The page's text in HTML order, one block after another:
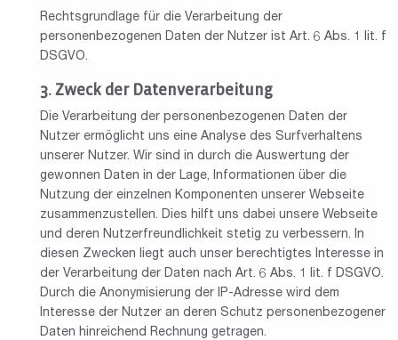
Rechtsgrundlage für die Verarbeitung der
personenbezogenen Daten der Nutzer ist Art. 6 Abs. 1 lit. f
DSGVO.
Zweck der Datenverarbeitung
Die Verarbeitung der personenbezogenen Daten der
Nutzer ermöglicht uns eine Analyse des Surfverhaltens
unserer Nutzer. Wir sind in durch die Auswertung der
gewonnen Daten in der Lage, Informationen über die
Nutzung der einzelnen Komponenten unserer Webseite
zusammenzustellen. Dies hilft uns dabei unsere Webseite
und deren Nutzerfreundlichkeit stetig zu verbessern. In
diesen Zwecken liegt auch unser berechtigtes Interesse in
der Verarbeitung der Daten nach Art. 6 Abs. 1 lit. f DSGVO.
Durch die Anonymisierung der IP-Adresse wird dem
Interesse der Nutzer an deren Schutz personenbezogener
Daten hinreichend Rechnung getragen.